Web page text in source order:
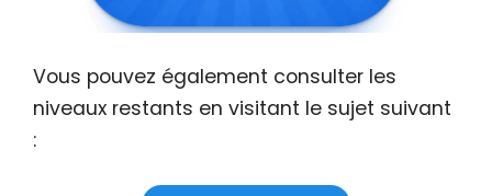
Vous pouvez également consulter les
niveaux restants en visitant le sujet suivant
: